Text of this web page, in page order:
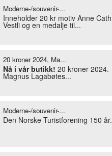
Moderne-/souvenir-...
Inneholder 20 kr motiv Anne Cath
Vestli og en medalje til...
20 kroner 2024, Ma...
Nå i vår butikk! 20 kroner 2024.
Magnus Lagabøtes...
Moderne-/souvenir-...
Den Norske Turistforening 150 år.